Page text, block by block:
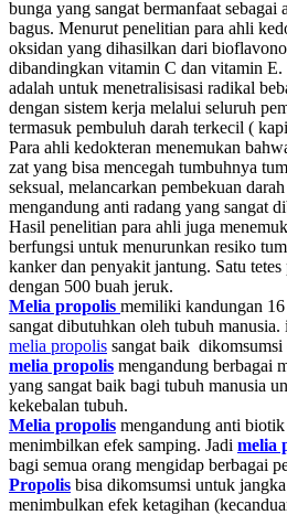
bunga yang sangat bermanfaat
bagus. Menurut penelitian para ahli
oksidan yang dihasilkan dari
dibandingkan vitamin C dan vitamin
adalah untuk menetralisisasi radikal
dengan sistem kerja melalui seluruh
termasuk pembuluh darah terkecil (
Para ahli kedokteran menemukan
zat yang bisa mencegah tumbuhnya
seksual, melancarkan pembekuan
mengandung anti radang yang sangat
Hasil penelitian para ahli juga
berfungsi untuk menurunkan resiko
kanker dan penyakit jantung. Satu tetes
dengan 500 buah jeruk.
Melia propolis memiliki kandungan
sangat dibutuhkan oleh tubuh
melia propolis sangat baik dikomsumsi
melia propolis mengandung berbagai
yang sangat baik bagi tubuh manusia
kekebalan tubuh.
Melia propolis mengandung anti
menimbilkan efek samping. Jadi melia
bagi semua orang mengidap berbagai
Propolis bisa dikomsumsi untuk
menimbulkan efek ketagihan